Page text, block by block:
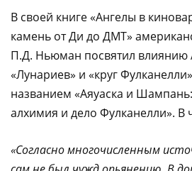
В своей книге «Ангелы в
камень от Ди до ДМТ»
П.Д. Ньюман посвятил влиянию
«Лунариев» и «круг
названием «Аяуаска и
алхимия и дело Фулканелли». В
«Согласно многочисленным